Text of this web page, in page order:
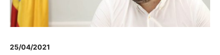
25/04/2021